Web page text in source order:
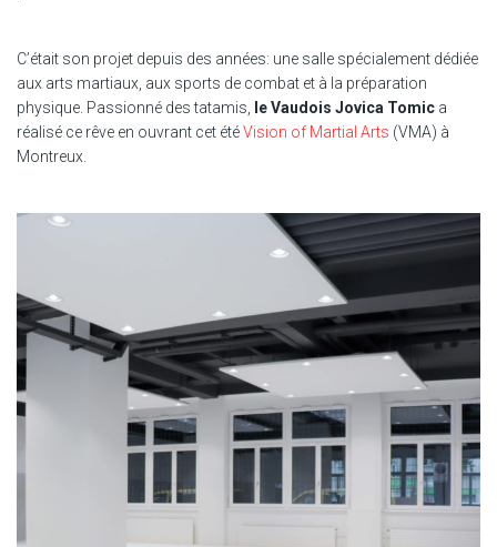
C’était son projet depuis des années: une salle spécialement dédiée
aux arts martiaux, aux sports de combat et à la préparation
physique. Passionné des tatamis,
le Vaudois Jovica Tomic a
réalisé ce rêve en ouvrant cet étéVision of Martial Arts (VMA) à
Montreux.